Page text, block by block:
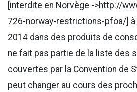
[interdite en Norvège ->http://
726-norway-restrictions-pfoa/] à
2014 dans des produits de
ne fait pas partie de la liste des
couvertes par la Convention de
peut changer au cours des